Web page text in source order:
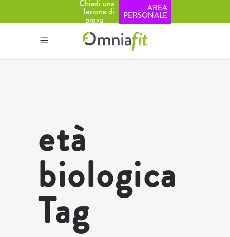
Chiedi una
lezione di
prova
AREA
PERSONALE
età
biologica
Tag